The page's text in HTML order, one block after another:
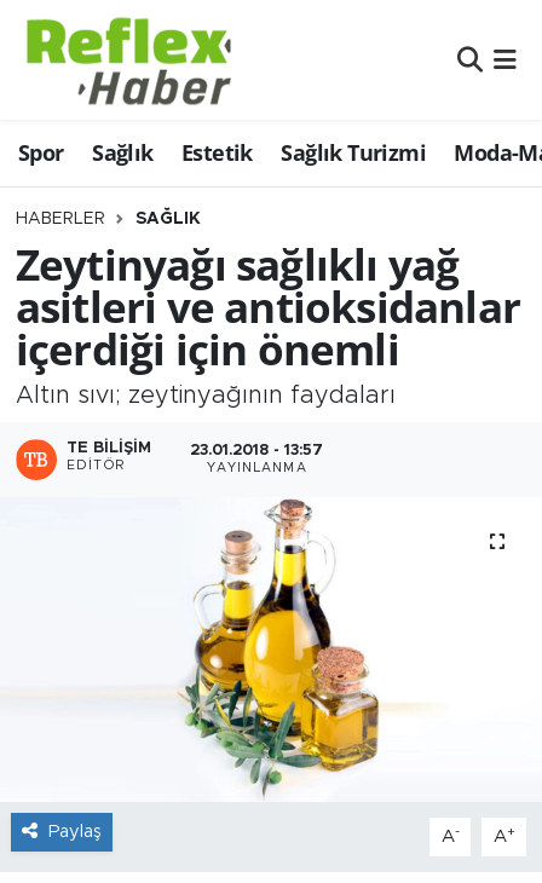
Spor Sağlık Estetik Sağlık Turizmi Moda-
HABERLER SAĞLIK
Zeytinyağı sağlıklı yağ
asitleri ve antioksidanlar
içerdiği için önemli
Altın sıvı; zeytinyağının faydaları
TE BILIŞIM
EDITÖR
23.01.2018 - 13:57
YAYINLANMA
Paylaş A- A+
Eğitim
Estetik
Firmalardan
Güncel
İş ve Ekonomi
Moda-Magazin-Eğlence
Sağlık
Nöbetçi Eczaneler
Hava Durumu
Namaz Vakitleri
Trafik Durumu
Şampiyonlar Ligi Puan Durumu ve Fikstür
Tüm Manşetler
Son Dakika Haberleri